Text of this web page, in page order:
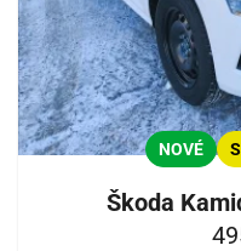
NOVÉ
Škoda